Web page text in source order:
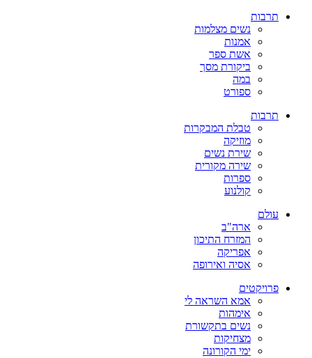
תרבות
נשים מצלמות
אמנות
אשת ספר
ביקורת מסך
במה
ספורט
תרבות
טבלת המבקרות
מוזיקה
שירת נשים
שירה מקורית
ספרות
קולנוע
עולם
ארה"ב
המזרח התיכון
אפריקה
אסיה ואירופה
פרויקטים
אמא השראה לי
אימהות
נשים בתקשורת
מצחיקות
ימי הקורונה